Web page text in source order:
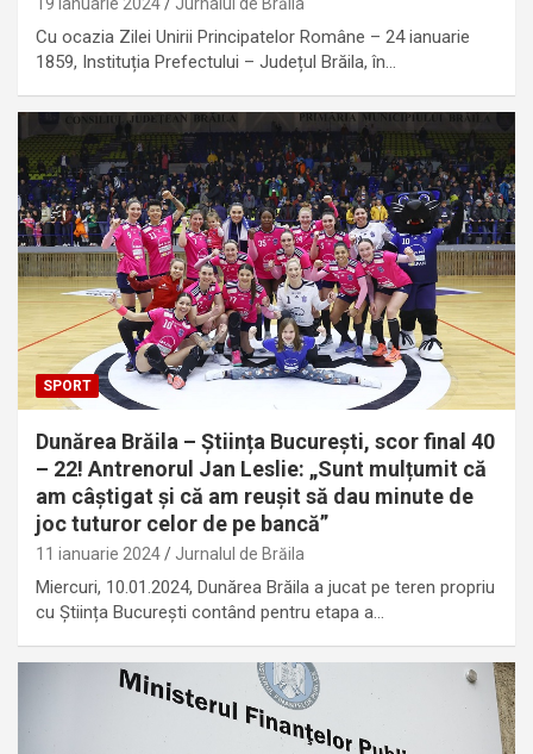
Cu ocazia Zilei Unirii Principatelor Române – 24 ianuarie
1859, Instituția Prefectului – Județul Brăila, în…
SPORT
Dunărea Brăila – Știința București, scor final 40
– 22! Antrenorul Jan Leslie: „Sunt mulțumit că
am câștigat și că am reușit să dau minute de
joc tuturor celor de pe bancă”
11 ianuarie 2024 Jurnalul de Brăila
Miercuri, 10.01.2024, Dunărea Brăila a jucat pe teren propriu
cu Știința București contând pentru etapa a…